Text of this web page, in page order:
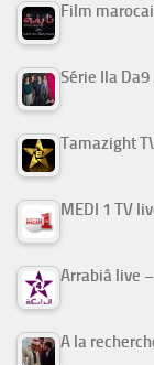
Tamazight
MEDI 1 TV
Arrabiâ live